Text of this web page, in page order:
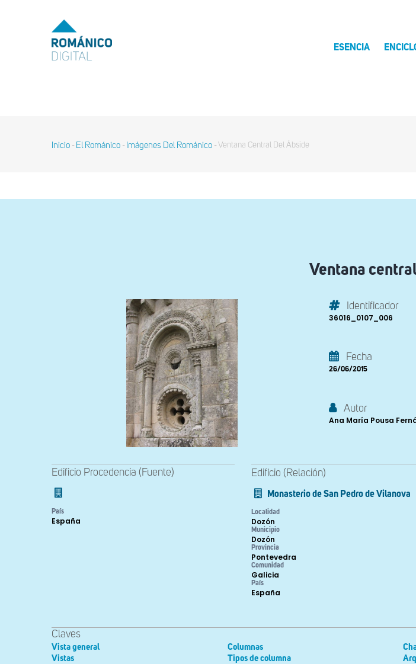
MENU
TOP
ESENCIA
Sobrescribir
Inicio - El Románico - Imágenes Del Románico - Ventana Central Del Ábside
Ventana
Identificador
36016_0107_006
Fecha
26/06/2015
Autor
Ana María Pousa
Edificio Procedencia (Fuente)
País
España
Edificio (Relación)
Monasterio de San Pedro de Vilanova
Localidad
Dozón
Municipio
Dozón
Provincia
Pontevedra
Comunidad
Galicia
País
España
Claves
Vista general
Vistas
Columnas
Tipos de columna